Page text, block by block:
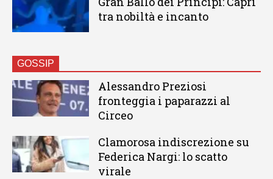
tra nobiltà e incanto
GOSSIP
Alessandro Preziosi
fronteggia i paparazzi al
Circeo
Clamorosa indiscrezione su
Federica Nargi: lo scatto
virale